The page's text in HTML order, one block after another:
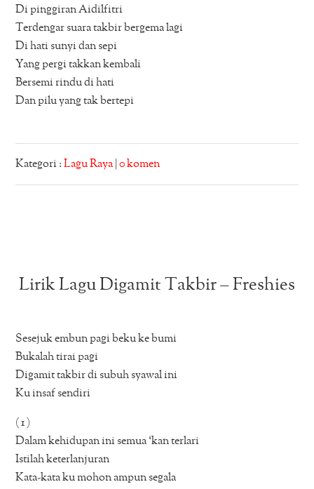
Di pinggiran Aidilfitri
Terdengar suara takbir bergema lagi
Di hati sunyi dan sepi
Yang pergi takkan kembali
Bersemi rindu di hati
Dan pilu yang tak bertepi
Kategori :Lagu Raya |0 komen
Lirik Lagu Digamit Takbir – Freshies
Sesejuk embun pagi beku ke bumi
Bukalah tirai pagi
Digamit takbir di subuh syawal ini
Ku insaf sendiri
( 1 )
Dalam kehidupan ini semua ‘kan terlari
Istilah keterlanjuran
Kata-kata ku mohon ampun segala